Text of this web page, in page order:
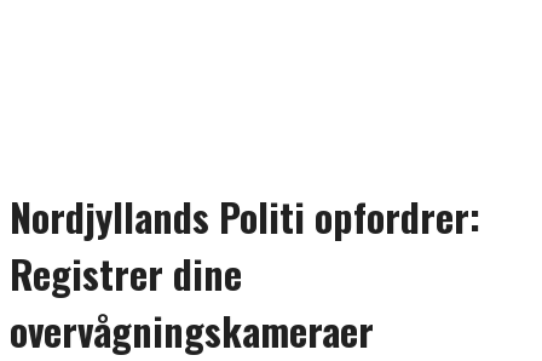
Nordjyllands Politi opfordrer:
Registrer dine
overvågningskameraer